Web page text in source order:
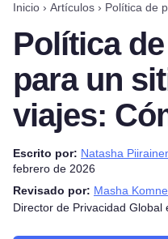
Inicio › Artículos › Política de
Política
para un
viajes:
Escrito por: Natasha
febrero de 2026
Revisado por: Masha
Director de Privacidad Global